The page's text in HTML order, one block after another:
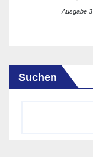
Ausgabe 3
Suchen